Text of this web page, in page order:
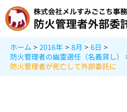
容
を
ホーム 2016年 8月
6日
防火管理者の幽霊選任（名義貸し）
防火管理者が死亡して外部委託に